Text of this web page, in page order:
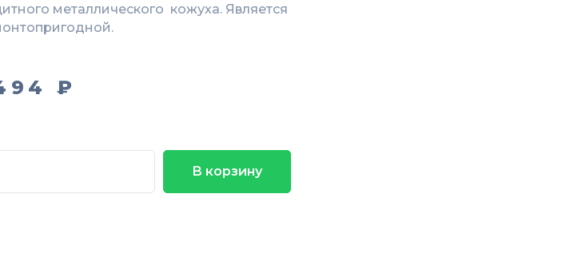
металлического кожуха. Является
₽
В корзину